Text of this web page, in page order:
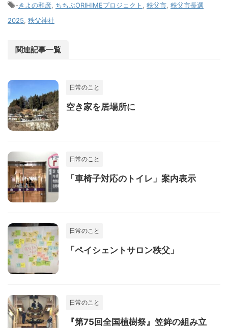
-きよの和彦 ちちぶORIHIMEプロジェクト 秩父市 秩父市長選
2025 秩父神社
関連記事一覧
日常のこと
空き家を居場所に
日常のこと
「車椅子対応のトイレ」案内表示
日常のこと
「ペイシェントサロン秩父」
日常のこと
『第75回全国植樹祭』笠鉾の組み立